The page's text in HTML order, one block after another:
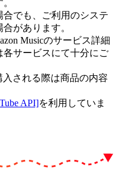
でも、ご利用のシステ
があります。
Musicのサービス詳細
サービスにて十分にご
入される際は商品の内容
API]を利用していま